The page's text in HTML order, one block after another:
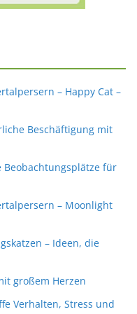
– Happy Cat –
Beschäftigung mit
Beobachtungsplätze für
– Moonlight
– Ideen, die
großem Herzen
Verhalten, Stress und